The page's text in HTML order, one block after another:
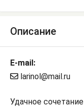
Описание
E-mail:
larinol@mail.ru
Удачное